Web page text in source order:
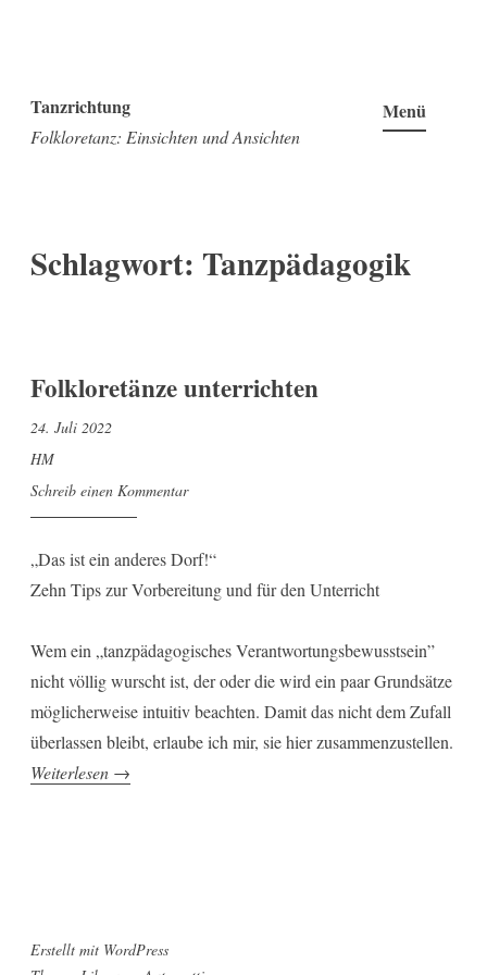
Inhalt
springen
Tanzrichtung
Folkloretanz: Einsichten und Ansichten
Menü
Schlagwort: Tanzpädagogik
Folkloretänze unterrichten
24. Juli 2022
HM
Schreib einen Kommentar
„Das ist ein anderes Dorf!“
Zehn Tips zur Vorbereitung und für den Unterricht
Wem ein „tanzpädagogisches Verantwortungsbewusstsein”
nicht völlig wurscht ist, der oder die wird ein paar Grundsätze
möglicherweise intuitiv beachten. Damit das nicht dem Zufall
überlassen bleibt, erlaube ich mir, sie hier zusammenzustellen.
Weiterlesen „Folkloretänze
→
Erstellt mit WordPress